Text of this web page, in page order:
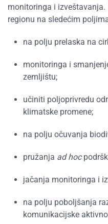
monitoringa i izveštavanja.
regionu na sledećim
na polju prelaska na
monitoringa i
zemljištu;
učiniti poljoprivredu
klimatske promene;
na polju očuvanja
pružanja ad hoc
jačanja monitoringa i
na polju poboljšanja
komunikacijske